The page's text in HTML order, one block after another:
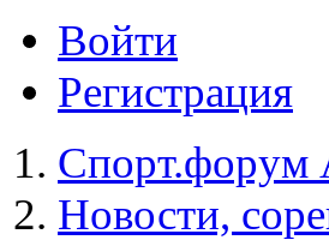
Войти
Регистрация
Спорт.форум
Новости,